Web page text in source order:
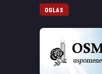
OGLAS